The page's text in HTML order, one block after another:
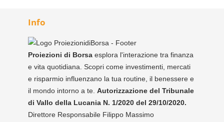
Info
Proiezioni di Borsa esplora l'interazione tra finanza
e vita quotidiana. Scopri come investimenti, mercati
e risparmio influenzano la tua routine, il benessere e
il mondo intorno a te. Autorizzazione del Tribunale
di Vallo della Lucania N. 1/2020 del 29/10/2020.
Direttore Responsabile Filippo Massimo